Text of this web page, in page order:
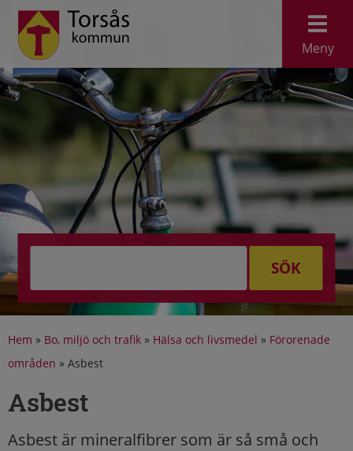
Meny
SÖK
Hem » Bo, miljö och trafik » Hälsa och livsmedel » Förorenade
områden » Asbest
Asbest
Asbest är mineralfibrer som är så små och